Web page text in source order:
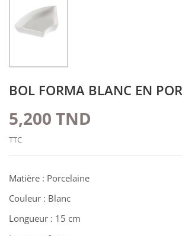
BOL FORMA BLANC EN
5,200 TND
TTC
Matière : Porcelaine
Couleur : Blanc
Longueur : 15 cm